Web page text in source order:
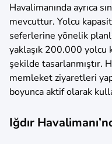
Havalimanında ayrıca
mevcuttur. Yolcu
seferlerine yönelik
yaklaşık 200.000 yolcu
şekilde tasarlanmıştır.
memleket ziyaretleri
boyunca aktif olarak
Iğdır